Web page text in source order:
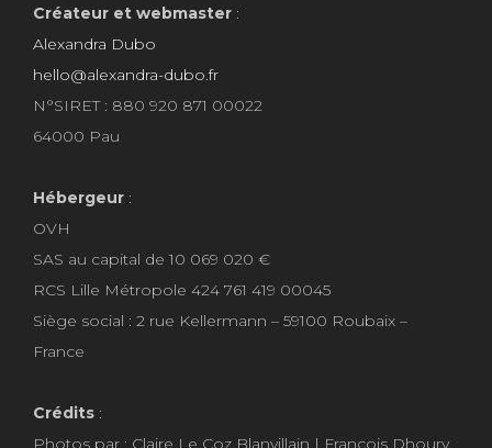
Créateur et webmaster :
Alexandra Dubo
hello@alexandra-dubo.fr
N°SIRET : 880 920 871 00022
64000 Pau
Hébergeur :
OVH
SAS au capital de 10 069 020 €
RCS Lille Métropole 424 761 419 00045
Siège social : 2 rue Kellermann – 59100 Roubaix –
France
Crédits :
Photos par : Claire Le Coz Blanvillain | François Dhoury